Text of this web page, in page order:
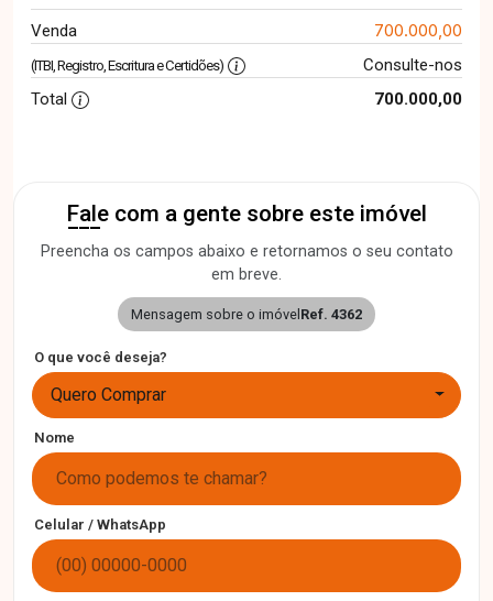
Venda 700.000,00
(ITBI, Registro, Escritura e Certidões)
Consulte-nos
Total
700.000,00
Fale com a gente sobre este imóvel
Preencha os campos abaixo e retornamos o seu contato
em breve.
Mensagem sobre o imóvelRef. 4362
O que você deseja?
Quero Comprar
Nome
Celular / WhatsApp